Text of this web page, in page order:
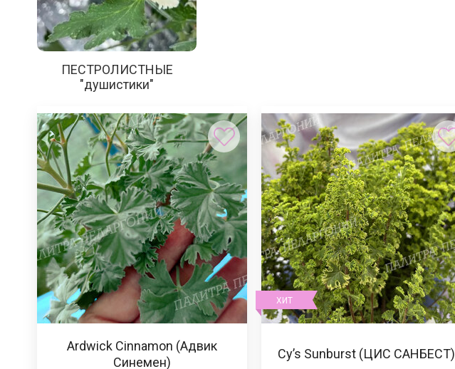
ПЕСТРОЛИСТНЫЕ
"душистики"
Ardwick Cinnamon (Адвик
Синемен)
ХИТ
Cy’s Sunburst (ЦИС САНБЕСТ)